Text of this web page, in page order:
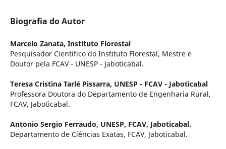
Biografia do Autor
Marcelo Zanata, Instituto Florestal
Pesquisador Cientifico do Instituto Florestal, Mestre e
Doutor pela FCAV - UNESP - Jaboticabal.
Teresa Cristina Tarlé Pissarra, UNESP - FCAV - Jaboticabal
Professora Doutora do Departamento de Engenharia Rural,
FCAV, Jaboticabal.
Antonio Sergio Ferraudo, UNESP, FCAV, Jaboticabal.
Departamento de Ciências Exatas, FCAV, Jaboticabal.